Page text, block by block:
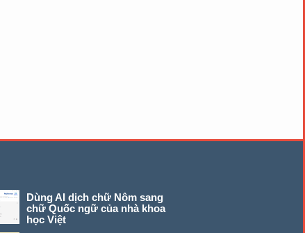
Dùng AI dịch chữ Nôm sang
chữ Quốc ngữ của nhà khoa
học Việt